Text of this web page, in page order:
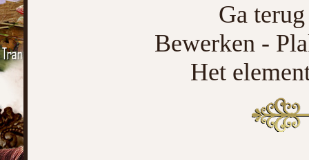
Ga
Bewerken -
Het